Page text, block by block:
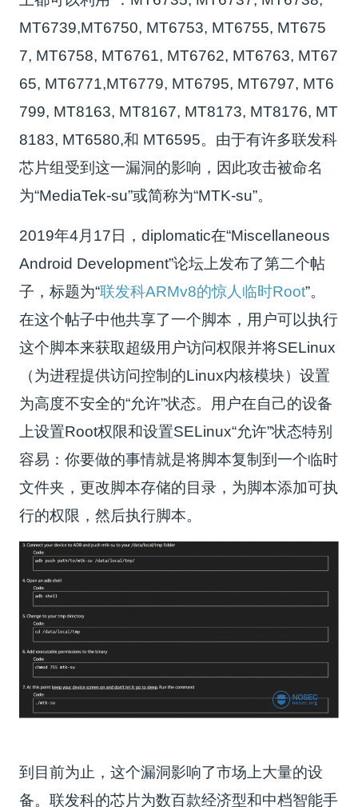
MT6739,MT6750, MT6753, MT6755, MT675
7, MT6758, MT6761, MT6762, MT6763, MT67
65, MT6771,MT6779, MT6795, MT6797, MT6
799, MT8163, MT8167, MT8173, MT8176, MT
8183, MT6580,和 MT6595。由于有许多联发科
芯片组受到这一漏洞的影响，因此攻击被命名
为“MediaTek-su”或简称为“MTK-su”。
2019年4月17日，diplomatic在“Miscellaneous
Android Development”论坛上发布了第二个帖
子，标题为“联发科ARMv8的惊人临时Root”。
在这个帖子中他共享了一个脚本，用户可以执行
这个脚本来获取超级用户访问权限并将SELinux
（为进程提供访问控制的Linux内核模块）设置
为高度不安全的“允许”状态。用户在自己的设备
上设置Root权限和设置SELinux“允许”状态特别
容易：你要做的事情就是将脚本复制到一个临时
文件夹，更改脚本存储的目录，为脚本添加可执
行的权限，然后执行脚本。
到目前为止，这个漏洞影响了市场上大量的设
备。联发科的芯片为数百款经济型和中档智能手